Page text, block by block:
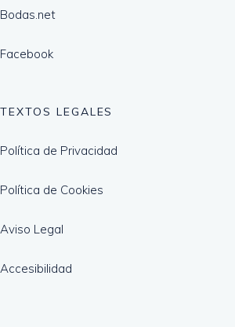
Bodas.net
Facebook
TEXTOS LEGALES
Política de Privacidad
Política de Cookies
Aviso Legal
Accesibilidad